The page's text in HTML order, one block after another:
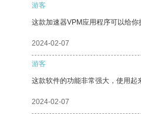
游客
这款加速器VPM应用程序可以给你
2024-02-07
游客
这款软件的功能非常强大，使用起
2024-02-07